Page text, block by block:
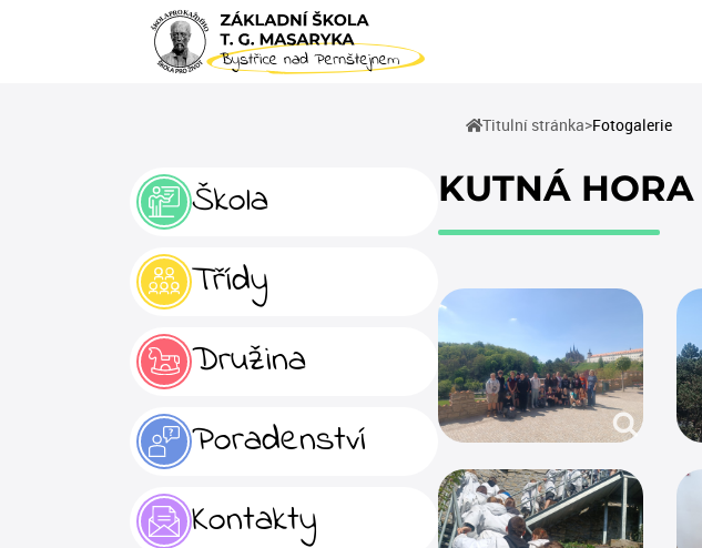
Titulní stránka(current)
Fotogalerie
Škola
Třídy
Družina
Poradenství
Kontakty
KUTNÁ HORA